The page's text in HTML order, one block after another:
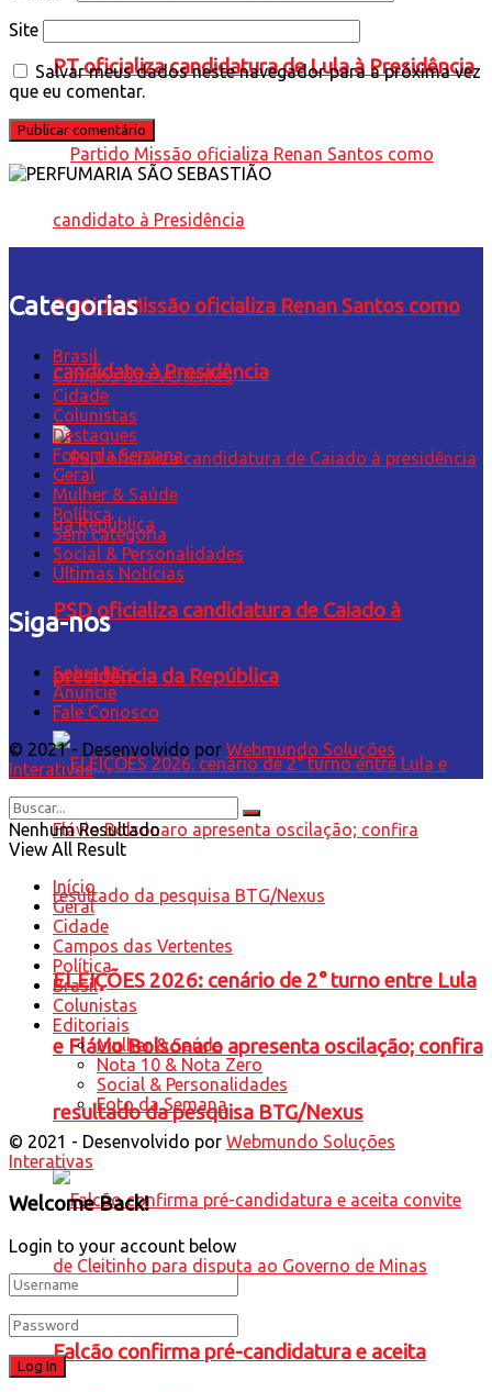
PT oficializa candidatura de Lula à Presidência
Partido Missão oficializa Renan Santos como
candidato à Presidência
PSD oficializa candidatura de Caiado à
presidência da República
ELEIÇÕES 2026: cenário de 2° turno entre Lula
e Flávio Bolsonaro apresenta oscilação; confira
resultado da pesquisa BTG/Nexus
Falcão confirma pré-candidatura e aceita
Site
Salvar meus dados neste navegador para a próxima vez
que eu comentar.
Categorias
Brasil
Campos das Vertentes
Cidade
Colunistas
Destaques
Foto da Semana
Geral
Mulher & Saúde
Política
Sem categoria
Social & Personalidades
Últimas Notícias
Siga-nos
Sobre Nós
Anuncie
Fale Conosco
© 2021 - Desenvolvido por Webmundo Soluções
Interativas
Nenhum Resultado
View All Result
Início
Geral
Cidade
Campos das Vertentes
Política
Brasil
Colunistas
Editoriais
Mulher & Saúde
Nota 10 & Nota Zero
Social & Personalidades
Foto da Semana
© 2021 - Desenvolvido por Webmundo Soluções
Interativas
Welcome Back!
Login to your account below